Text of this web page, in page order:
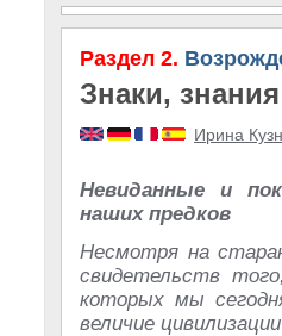
Раздел 2.
Знаки,
Ирина
Невиданные и
наших предков
Несмотря на
свидетельств
которых мы
величие